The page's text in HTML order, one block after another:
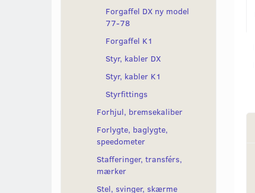
Forgaffel DX ny model
77-78
Forgaffel K1
Styr, kabler DX
Styr, kabler K1
Styrfittings
Forhjul, bremsekaliber
Forlygte, baglygte,
speedometer
Stafferinger, transférs,
mærker
Stel, svinger, skærme